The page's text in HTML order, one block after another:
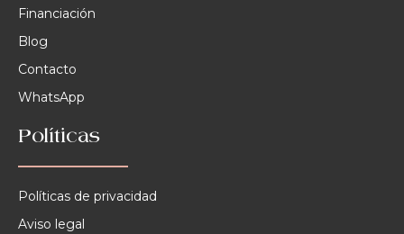
Financiación
Blog
Contacto
WhatsApp
Políticas
Políticas de privacidad
Aviso legal